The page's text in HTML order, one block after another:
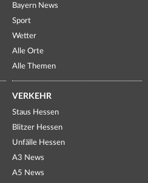
Bayern News
Sport
Wetter
Alle Orte
Alle Themen
VERKEHR
Staus Hessen
Blitzer Hessen
Unfälle Hessen
A3 News
A5 News